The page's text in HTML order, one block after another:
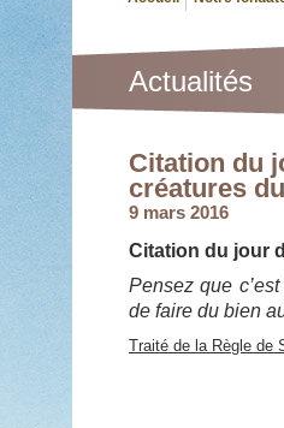
Actualités
Citation du
créatures
9 mars 2016
Citation du jour
Pensez que
de faire du bien
Traité de la Règle de